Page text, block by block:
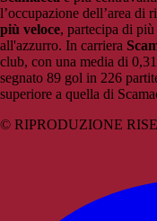
l’occupazione dell’area di
più veloce, partecipa di
all'azzurro. In carriera
club, con una media di
segnato 89 gol in 226
superiore a quella di
© RIPRODUZIONE